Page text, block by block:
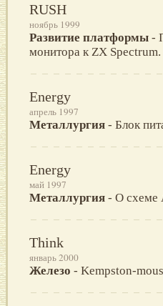
RUSH
ноябрь 1999
Развитие платформы -
монитора к ZX Spectrum.
Energy
апрель 1997
Металлургия - Блок
Energy
май 1997
Металлургия - О схеме
Think
январь 2000
Железо - Kempston-